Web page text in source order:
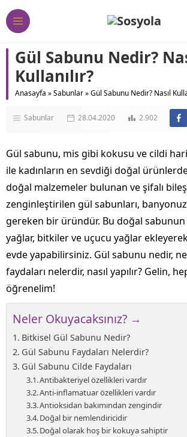
Gül Sabunu Nedir?
Kullanılır?
Anasayfa »Sabunlar»Gül Sabunu Nedir? Nasıl
Sabunlar 28.04.2020 2.902
Gül sabunu, mis gibi kokusu ve cildi
ile kadınların en sevdiği doğal
doğal malzemeler bulunan ve şifalı
zenginleştirilen gül sabunları,
gereken bir üründür. Bu doğal
yağlar, bitkiler ve uçucu yağlar
evde yapabilirsiniz. Gül sabunu nedir,
faydaları nelerdir, nasıl yapılır? Gelin,
öğrenelim!
Neler Okuyacaksınız? →
Bitkisel Gül Sabunu Nedir?
Gül Sabunu Faydaları Nelerdir?
Gül Sabunu Cilde Faydaları
Antibakteriyel özellikleri vardır
Anti-inflamatuar özellikleri vardır
Antioksidan bakımından zengindir
Doğal bir nemlendiricidir
Doğal olarak hoş bir kokuya sahiptir